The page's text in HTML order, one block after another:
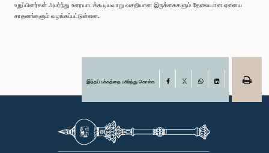
உறுப்பினர்கள் அமர்ந்து உரையாடக்கூடியவாறு வசதியான இருக்கைகளும் தேவையான ஏனைய
சாதனங்களும் வழங்கப்பட்டுள்ளன.
இந்தப் பக்கத்தை பகிர்ந்து கொள்க Facebook